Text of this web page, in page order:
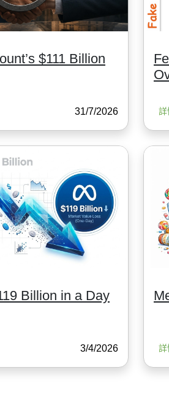
$111 Billion
31/7/2026 詳
Billion in a Day
3/4/2026 詳